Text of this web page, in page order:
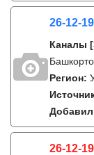
26-12-
Каналы
Регион:
Добавил
26-12-